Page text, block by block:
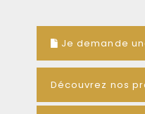
Je demande
Découvrez nos